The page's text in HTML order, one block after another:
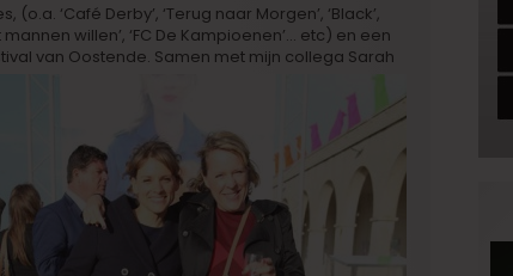
‘Café Derby’, ‘Terug naar Morgen’, ‘Black’,
mannen willen’, ‘FC De Kampioenen’… etc) en een
van Oostende. Samen met mijn collega Sarah